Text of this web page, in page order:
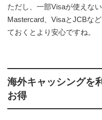
ただし、一部Visaが使えな
Mastercard、VisaとJCBな
ておくとより安心ですね。
海外キャッシングを
お得